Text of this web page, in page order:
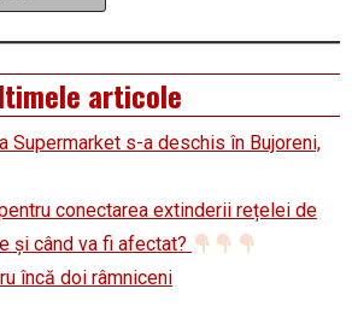
articole
Supermarket s-a deschis în Bujoreni,
conectarea extinderii rețelei de
și când va fi afectat?
încă doi râmniceni